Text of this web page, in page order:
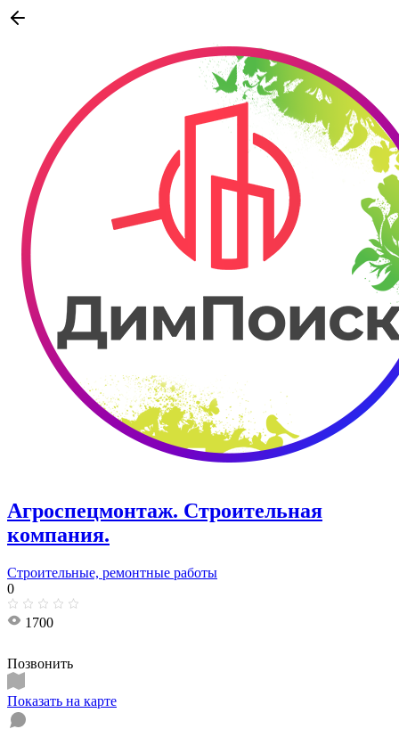
Агроспецмонтаж. Строительная
компания.
Строительные, ремонтные работы
0
1700
Позвонить
Показать на карте